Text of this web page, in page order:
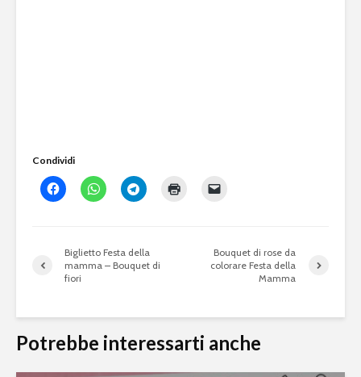
Condividi
Biglietto Festa della
mamma – Bouquet di
fiori
Bouquet di rose da
colorare Festa della
Mamma
Potrebbe interessarti anche